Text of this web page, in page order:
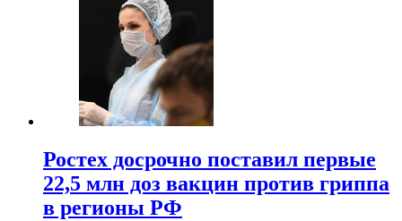
Ростех досрочно поставил первые
22,5 млн доз вакцин против гриппа
в регионы РФ